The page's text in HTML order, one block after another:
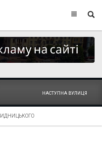
НАСТУПНА ВУЛИЦЯ